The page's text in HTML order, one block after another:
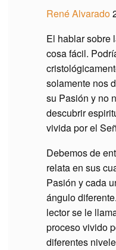
René Alvarado
El hablar sobre
cosa fácil.
solamente nos
su Pasión y no
descubrir
vivida por el
Debemos de
relata en sus
Pasión y cada
ángulo
lector se le
proceso vivido
diferentes